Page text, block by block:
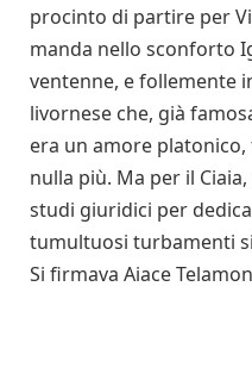
procinto di partire per
manda nello sconforto
ventenne, e follemente
livornese che, già
era un amore
nulla più. Ma per il
studi giuridici per
tumultuosi turbamenti
Si firmava Aiace